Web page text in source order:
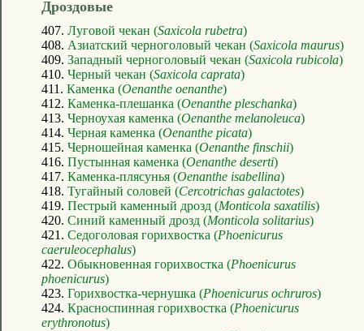
Дроздовые
407. Луговой чекан (Saxicola rubetra)
408. Азиатский черноголовый чекан (Saxicola maurus)
409. Западный черноголовый чекан (Saxicola rubicola)
410. Черный чекан (Saxicola caprata)
411. Каменка (Oenanthe oenanthe)
412. Каменка-плешанка (Oenanthe pleschanka)
413. Черноухая каменка (Oenanthe melanoleuca)
414. Черная каменка (Oenanthe picata)
415. Черношейная каменка (Oenanthe finschii)
416. Пустынная каменка (Oenanthe deserti)
417. Каменка-плясунья (Oenanthe isabellina)
418. Тугайный соловей (Cercotrichas galactotes)
419. Пестрый каменный дрозд (Monticola saxatilis)
420. Синий каменный дрозд (Monticola solitarius)
421. Седоголовая горихвостка (Phoenicurus
caeruleocephalus)
422. Обыкновенная горихвостка (Phoenicurus
phoenicurus)
423. Горихвостка-чернушка (Phoenicurus ochruros)
424. Красноспинная горихвостка (Phoenicurus
erythronotus)